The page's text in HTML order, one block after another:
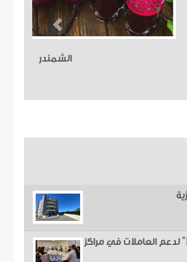
جلسات "Help Helpers" لدعم العاملات في مراكز